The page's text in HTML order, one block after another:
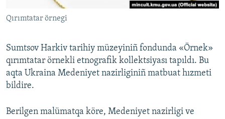
QOŞULIÑIZ!
RFE/RS bütün saytları
Qırımtatar örnegi
Sumtsov Harkiv tarihiy müzeyiniñ fondunda «Örnek»
qırımtatar örnekli etnografik kollektsiyası tapıldı. Bu
aqta Ukraina Medeniyet nazirliginiñ matbuat hızmeti
bildire.
Berilgen malümatqa köre, Medeniyet nazirligi ve